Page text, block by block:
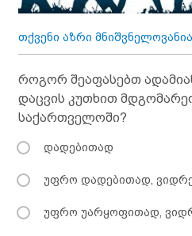
თქვენი აზრი
როგორ შეაფასებთ
დაცვის კუთხით
საქართველოში?
დადებითად
უფრო დადებითად,
უფრო უარყოფითად,